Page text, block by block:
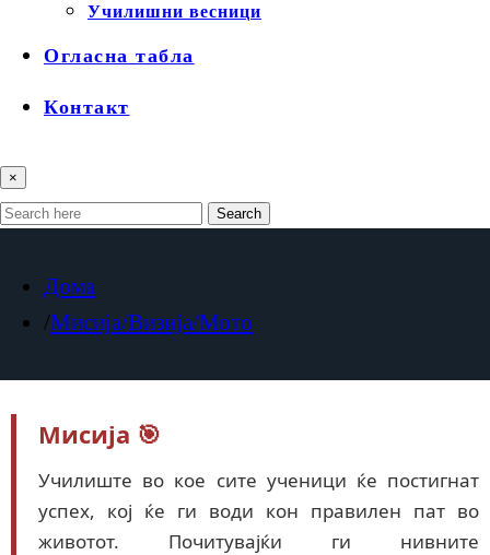
Училишни весници
Огласна табла
Контакт
×
Search
Дома
Мисија/Визија/Мото
Мисија 🎯
Училиште во кое сите ученици ќе постигнат
успех, кој ќе ги води кон правилен пат во
животот. Почитувајќи ги нивните